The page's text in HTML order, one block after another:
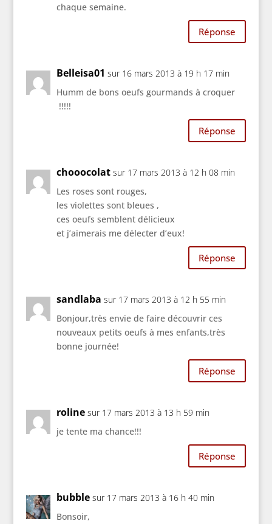
chaque semaine.
Réponse
Belleisa01 sur 16 mars 2013 à 19 h 17 min
Humm de bons oeufs gourmands à croquer
!!!!!
Réponse
chooocolat sur 17 mars 2013 à 12 h 08 min
Les roses sont rouges,
les violettes sont bleues ,
ces oeufs semblent délicieux
et j’aimerais me délecter d’eux!
Réponse
sandlaba sur 17 mars 2013 à 12 h 55 min
Bonjour,très envie de faire découvrir ces
nouveaux petits oeufs à mes enfants,très
bonne journée!
Réponse
roline sur 17 mars 2013 à 13 h 59 min
je tente ma chance!!!
Réponse
bubble sur 17 mars 2013 à 16 h 40 min
Bonsoir,